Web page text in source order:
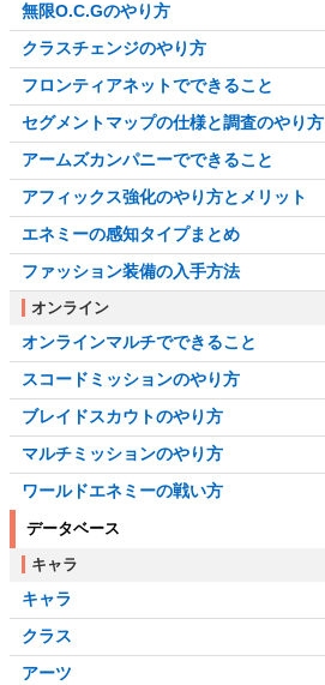
無限O.C.Gのやり方
クラスチェンジのやり方
フロンティアネットでできること
セグメントマップの仕様と調査のやり方
アームズカンパニーでできること
アフィックス強化のやり方とメリット
エネミーの感知タイプまとめ
ファッション装備の入手方法
オンライン
オンラインマルチでできること
スコードミッションのやり方
ブレイドスカウトのやり方
マルチミッションのやり方
ワールドエネミーの戦い方
データベース
キャラ
キャラ
クラス
アーツ